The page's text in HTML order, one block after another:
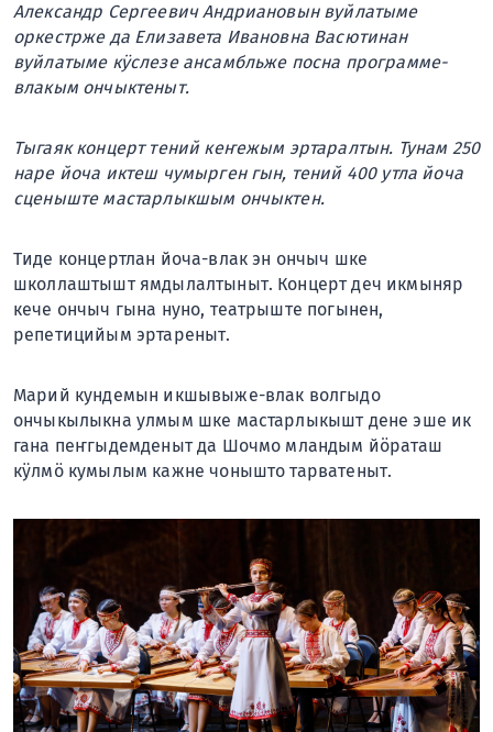
Александр Сергеевич Андриановын вуйлатыме
оркестрже да Елизавета Ивановна Васютинан
вуйлатыме кӱслезе ансамбльже посна программе-
влакым ончыктеныт.
Тыгаяк концерт тений кеҥежым эртаралтын. Тунам 250
наре йоча иктеш чумырген гын, тений 400 утла йоча
сценыште мастарлыкшым ончыктен.
Тиде концертлан йоча-влак эн ончыч шке
школлаштышт ямдылалтыныт. Концерт деч икмыняр
кече ончыч гына нуно, театрыште погынен,
репетицийым эртареныт.
Марий кундемын икшывыже-влак волгыдо
ончыкылыкна улмым шке мастарлыкышт дене эше ик
гана пеҥгыдемденыт да Шочмо мландым йӧраташ
кӱлмӧ кумылым кажне чонышто тарватеныт.